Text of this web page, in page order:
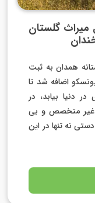
میراث گلستان
همدان به ثبت
اضافه شد تا
دنیا بیابد، در
غیر متخصص و بی
نه تنها در این